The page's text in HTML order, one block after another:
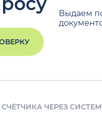
Выдаем
ЧЕРЕЗ